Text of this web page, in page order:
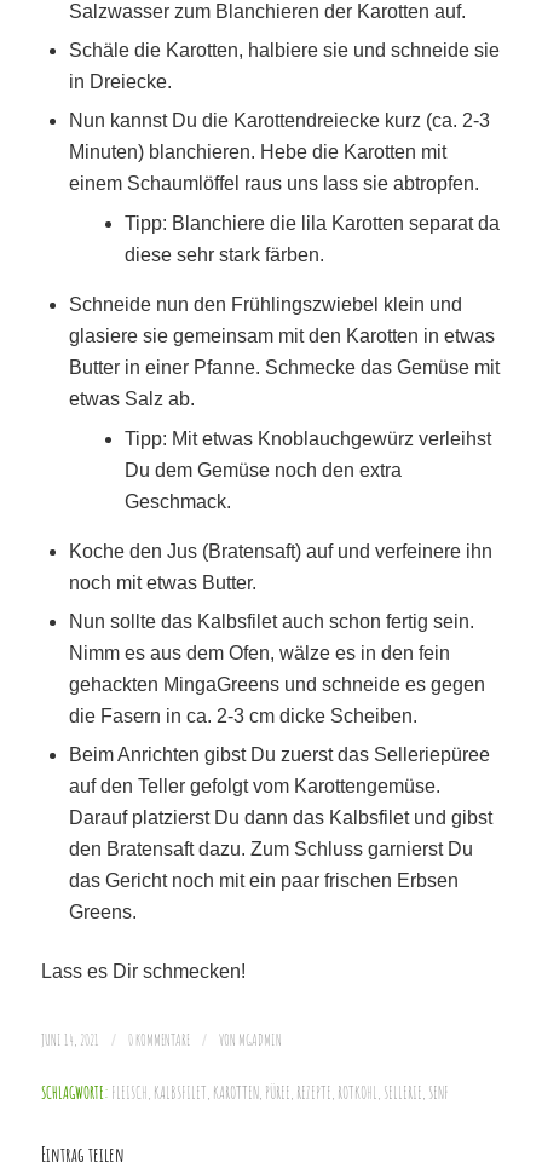
Salzwasser zum Blanchieren der Karotten auf.
Schäle die Karotten, halbiere sie und schneide sie
in Dreiecke.
Nun kannst Du die Karottendreiecke kurz (ca. 2-3
Minuten) blanchieren. Hebe die Karotten mit
einem Schaumlöffel raus uns lass sie abtropfen.
Tipp: Blanchiere die lila Karotten separat da
diese sehr stark färben.
Schneide nun den Frühlingszwiebel klein und
glasiere sie gemeinsam mit den Karotten in etwas
Butter in einer Pfanne. Schmecke das Gemüse mit
etwas Salz ab.
Tipp: Mit etwas Knoblauchgewürz verleihst
Du dem Gemüse noch den extra
Geschmack.
Koche den Jus (Bratensaft) auf und verfeinere ihn
noch mit etwas Butter.
Nun sollte das Kalbsfilet auch schon fertig sein.
Nimm es aus dem Ofen, wälze es in den fein
gehackten MingaGreens und schneide es gegen
die Fasern in ca. 2-3 cm dicke Scheiben.
Beim Anrichten gibst Du zuerst das Selleriepüree
auf den Teller gefolgt vom Karottengemüse.
Darauf platzierst Du dann das Kalbsfilet und gibst
den Bratensaft dazu. Zum Schluss garnierst Du
das Gericht noch mit ein paar frischen Erbsen
Greens.
Lass es Dir schmecken!
JUNI 14, 2021 / 0 KOMMENTARE / VON MGADMIN
SCHLAGWORTE: FLEISCH, KALBSFILET, KAROTTEN, PÜREE, REZEPTE, ROTKOHL, SELLERIE, SENF
Eintrag teilen